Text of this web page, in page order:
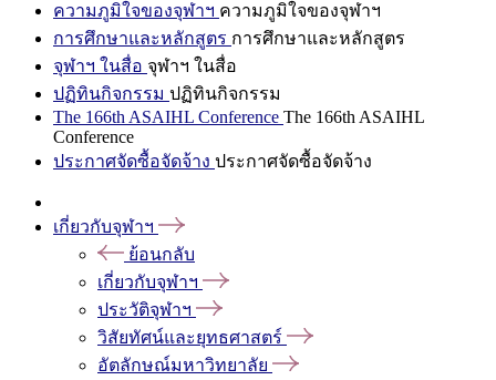
ความภูมิใจของจุฬาฯ ความภูมิใจของจุฬาฯ
การศึกษาและหลักสูตร การศึกษาและหลักสูตร
จุฬาฯ ในสื่อ จุฬาฯ ในสื่อ
ปฏิทินกิจกรรม ปฏิทินกิจกรรม
The 166th ASAIHL Conference The 166th ASAIHL
Conference
ประกาศจัดซื้อจัดจ้าง ประกาศจัดซื้อจัดจ้าง
เกี่ยวกับจุฬาฯ
ย้อนกลับ
เกี่ยวกับจุฬาฯ
ประวัติจุฬาฯ
วิสัยทัศน์และยุทธศาสตร์
อัตลักษณ์มหาวิทยาลัย